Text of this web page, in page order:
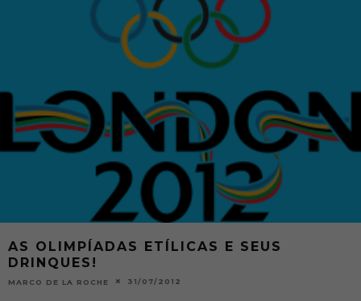
AS OLIMPÍADAS ETÍLICAS E SEUS
DRINQUES!
MARCO DE LA ROCHE 31/07/2012